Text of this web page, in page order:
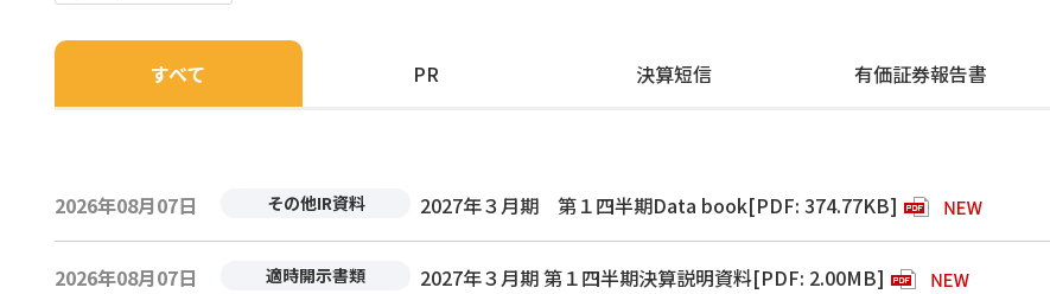
すべて PR 決算短信 有価証券報告書
2026年08月07日 その他IR資料 2027年３月期 第１四半期Data book[PDF: 374.77KB]
2026年08月07日 適時開示書類 2027年３月期 第１四半期決算説明資料[PDF: 2.00MB]